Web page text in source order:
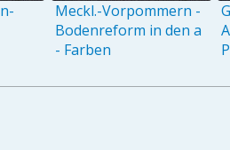
Meckl.-Vorpommern -
Bodenreform in den a
- Farben